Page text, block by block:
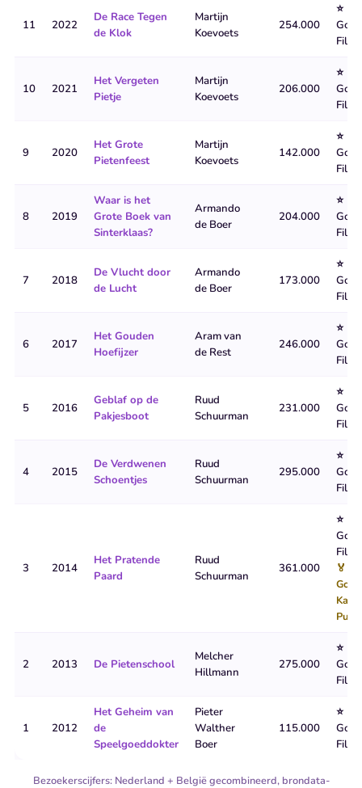
11 2022
De Race Tegen
de Klok
Martijn
Koevoets
254.000
⭐
Film
10 2021
Het Vergeten
Pietje
Martijn
Koevoets
206.000
⭐
Film
9 2020
Het Grote
Pietenfeest
Martijn
Koevoets
142.000
⭐
Film
8 2019
Waar is het
Grote Boek van
Sinterklaas?
Armando
de Boer
204.000
⭐
Film
7 2018
De Vlucht door
de Lucht
Armando
de Boer
173.000
⭐
Film
6 2017
Het Gouden
Hoefijzer
Aram van
de Rest
246.000
⭐
Film
5 2016
Geblaf op de
Pakjesboot
Ruud
Schuurman
231.000
⭐
Film
4 2015
De Verdwenen
Schoentjes
Ruud
Schuurman
295.000
⭐
Film
3 2014
Het Pratende
Paard
Ruud
Schuurman
361.000
⭐
Film
🏅
Kalf
2 2013 De Pietenschool
Melcher
Hillmann
275.000
⭐
Film
1 2012
Het Geheim van
de
Speelgoeddokter
Pieter
Walther
Boer
115.000
⭐
Film
Bezoekerscijfers: Nederland + België gecombineerd, brondata-